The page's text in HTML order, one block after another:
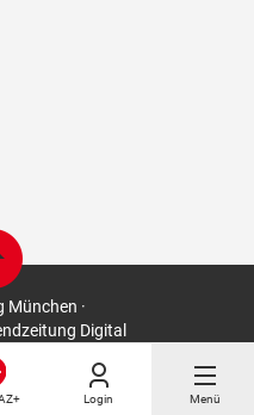
Login Menü
·
Digital